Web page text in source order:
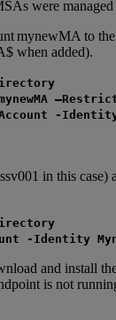
were
mynewMA to
when added).
-
in this case)
-Identity
and install
is not